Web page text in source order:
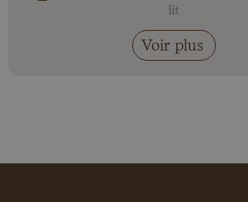
lit
Voir plus